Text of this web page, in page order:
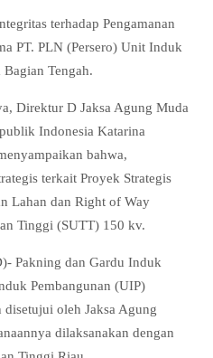
terhadap Pengamanan
PT. PLN (Persero) Unit Induk
Tengah.
Direktur D Jaksa Agung Muda
Indonesia Katarina
bahwa,
terkait Proyek Strategis
Lahan dan Right of Way
Tinggi (SUTT) 150 kv.
Pakning dan Gardu Induk
Pembangunan (UIP)
disetujui oleh Jaksa Agung
dilaksanakan dengan